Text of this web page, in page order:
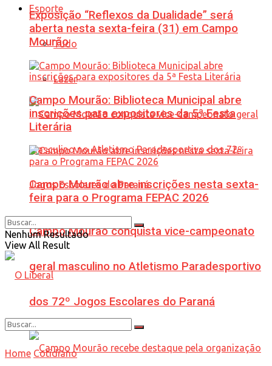
Esporte
Tudo
Lazer
Campo Mourão conquista vice-campeonato
geral masculino no Atletismo Paradesportivo
dos 72º Jogos Escolares do Paraná
Exposição “Reflexos da Dualidade” será
aberta nesta sexta-feira (31) em Campo
Mourão
Campo Mourão: Biblioteca Municipal abre
inscrições para expositores da 5ª Festa
Literária
Campo Mourão abre inscrições nesta sexta-
feira para o Programa FEPAC 2026
Nenhum Resultado
View All Result
Home Cotidiano